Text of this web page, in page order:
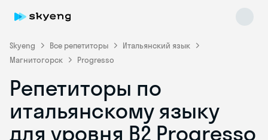
Skyeng Все репетиторы
Итальянский язык
Магнитогорск
Progresso
Репетиторы по
итальянскому языку
для уровня B2 Progresso